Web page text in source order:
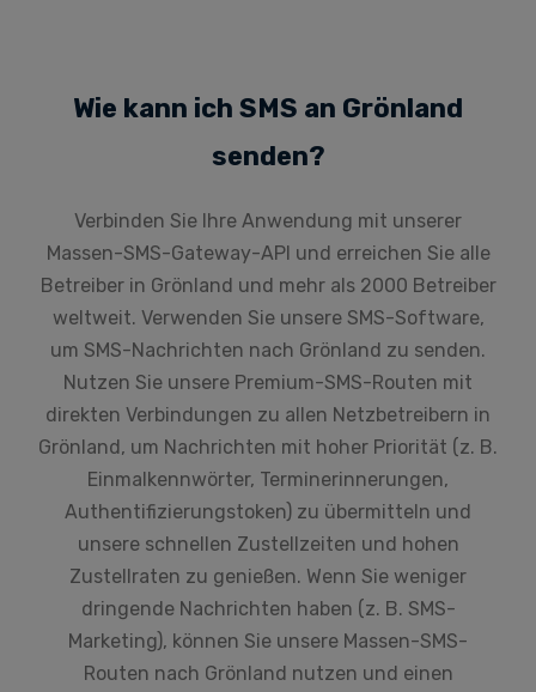
Wie kann ich SMS an Grönland
senden?
Verbinden Sie Ihre Anwendung mit unserer
Massen-SMS-Gateway-API und erreichen Sie alle
Betreiber in Grönland und mehr als 2000 Betreiber
weltweit. Verwenden Sie unsere SMS-Software,
um SMS-Nachrichten nach Grönland zu senden.
Nutzen Sie unsere Premium-SMS-Routen mit
direkten Verbindungen zu allen Netzbetreibern in
Grönland, um Nachrichten mit hoher Priorität (z. B.
Einmalkennwörter, Terminerinnerungen,
Authentifizierungstoken) zu übermitteln und
unsere schnellen Zustellzeiten und hohen
Zustellraten zu genießen. Wenn Sie weniger
dringende Nachrichten haben (z. B. SMS-
Marketing), können Sie unsere Massen-SMS-
Routen nach Grönland nutzen und einen